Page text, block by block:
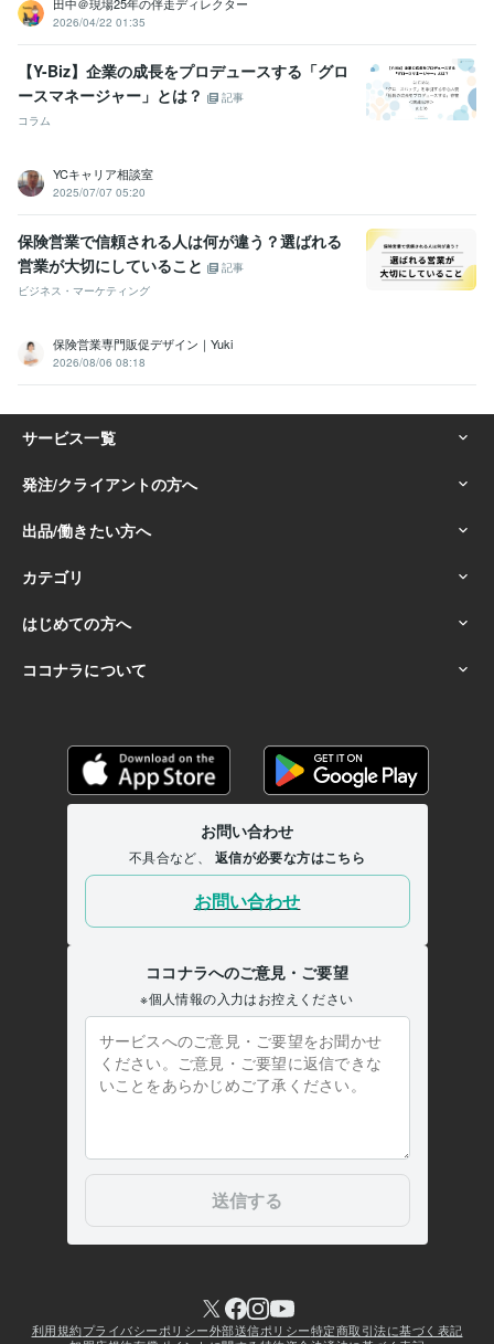
2026/04/22 01:35
【Y-Biz】企業の成長をプロデュースする「グロ
ースマネージャー」とは？
記事
コラム
YCキャリア相談室
2025/07/07 05:20
保険営業で信頼される人は何が違う？選ばれる
営業が大切にしていること
記事
ビジネス・マーケティング
保険営業専門販促デザイン｜Yuki
2026/08/06 08:18